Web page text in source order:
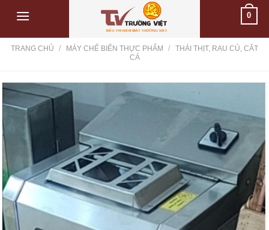
content
0
TRANG CHỦ / MÁY CHẾ BIẾN THỰC PHẨM / THÁI THỊT, RAU CỦ, CẮT
CÁ